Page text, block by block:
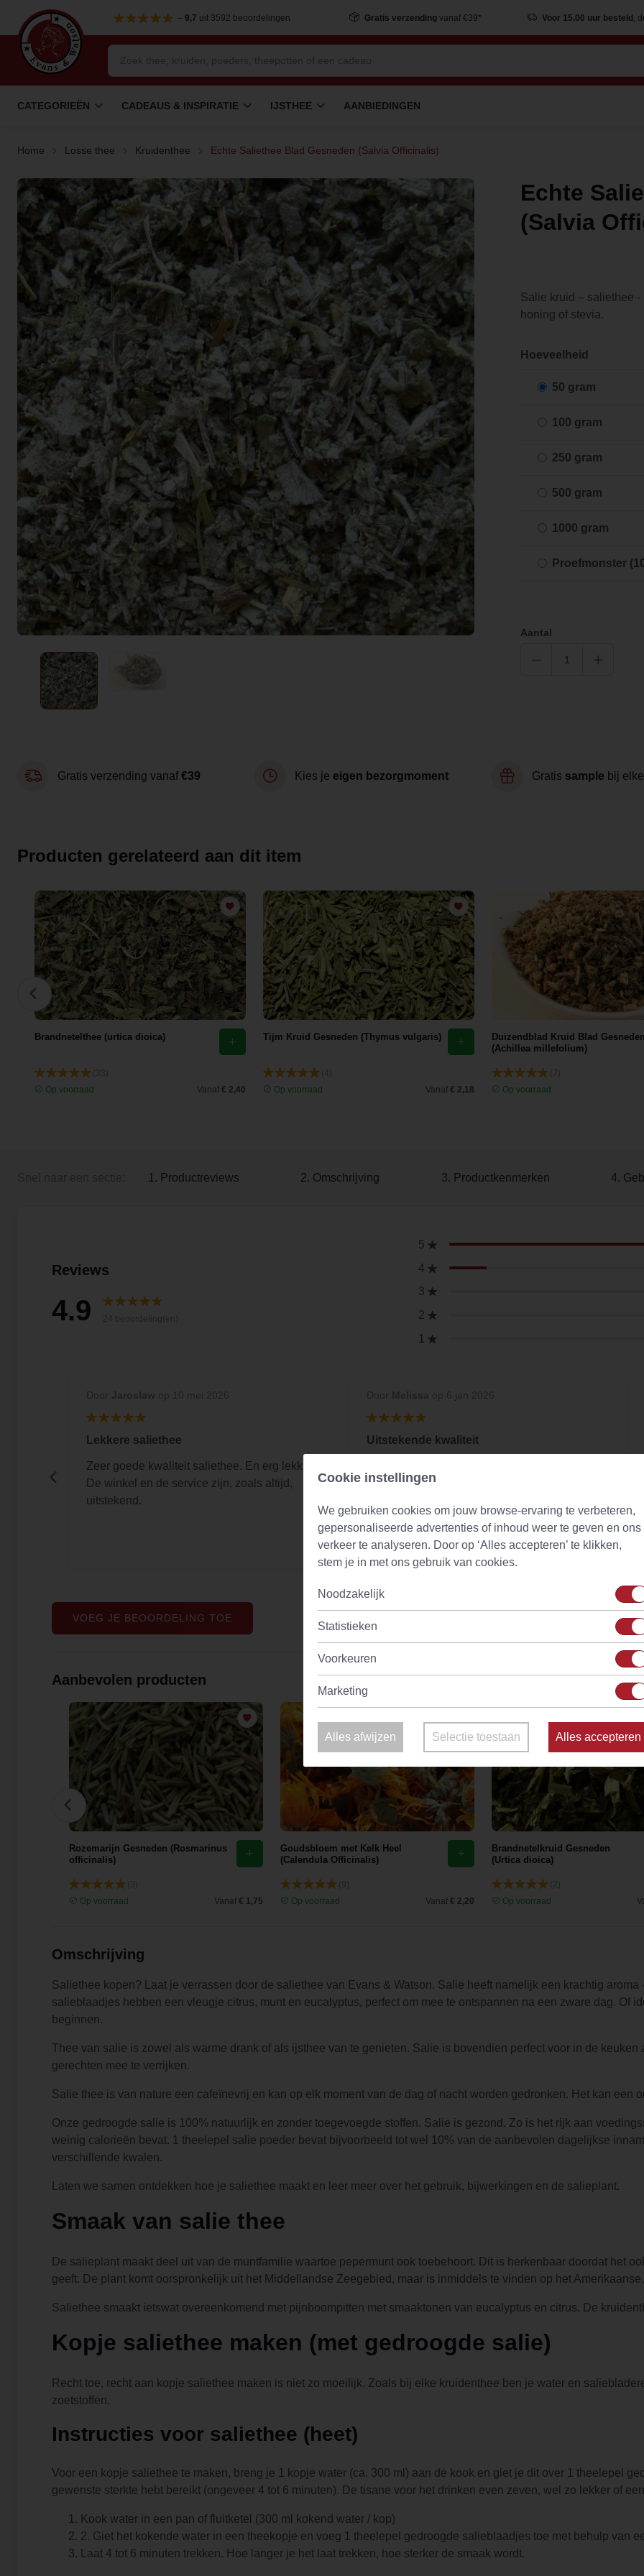
– 9,7 uit 3592 beoordelingen Gratis verzending vanaf €39* Voor 15.00 uur besteld ,
CATEGORIEËN CADEAUS & INSPIRATIE IJSTHEE AANBIEDINGEN
Home Losse thee Kruidenthee Echte Saliethee Blad Gesneden (Salvia Officinalis)
Echte
(Salvia
Salie kruid – saliethee -
honing of stevia.
Hoeveelheid
50 gram
100 gram
250 gram
500 gram
1000 gram
Proefmonster
Aantal
Gratis verzending vanaf €39 Kies je eigen bezorgmoment Gratis sample bij
Producten gerelateerd aan dit item
Brandnetelthee (urtica dioica)
Op voorraad
Vanaf € 2,40
Tijm Kruid Gesneden (Thymus vulgaris)
Op voorraad
Vanaf € 2,18
Duizendblad Kruid Blad Gesneden
(Achillea millefolium)
Op voorraad
1. Productreviews 2. Omschrijving 3. Productkenmerken 4.
Reviews
4.9
5
4
3
2
1
Lekkere saliethee
Zeer goede kwaliteit saliethee. En erg lekker.
De winkel en de service zijn, zoals altijd,
uitstekend.
Uitstekende kwaliteit
bladeren. Zeer goed.
VOEG JE BEOORDELING TOE
Aanbevolen producten
Rozemarijn Gesneden (Rosmarinus
officinalis)
Op voorraad
Vanaf € 1,75
Goudsbloem met Kelk Heel
(Calendula Officinalis)
Op voorraad
Vanaf € 2,20
Brandnetelkruid Gesneden
(Urtica dioica)
Op voorraad
Omschrijving
Saliethee kopen? Laat je verrassen door de saliethee van Evans & Watson. Salie heeft namelijk een krachtig
salieblaadjes hebben een vleugje citrus, munt en eucalyptus, perfect om mee te ontspannen na een zware dag. Of
beginnen.
Thee van salie is zowel als warme drank of als ijsthee van te genieten. Salie is bovendien perfect voor in de
gerechten mee te verrijken.
Salie thee is van nature een cafeïnevrij en kan op elk moment van de dag of nacht worden gedronken. Het kan een
Onze gedroogde salie is 100% natuurlijk en zonder toegevoegde stoffen. Salie is gezond. Zo is het rijk aan
weinig calorieën bevat. 1 theelepel salie poeder bevat bijvoorbeeld tot wel 10% van de aanbevolen dagelijkse
verschillende kwalen.
Laten we samen ontdekken hoe je saliethee maakt en leer meer over het gebruik, bijwerkingen en de salieplant.
Smaak van salie thee
De salieplant maakt deel uit van de muntfamilie waartoe pepermunt ook toebehoort. Dit is herkenbaar doordat het
geeft. De plant komt oorspronkelijk uit het Middellandse Zeegebied, maar is inmiddels te vinden op het
Saliethee smaakt ietswat overeenkomend met pijnboompitten met smaaktonen van eucalyptus en citrus. De
Kopje saliethee maken (met gedroogde salie)
Recht toe, recht aan kopje saliethee maken is niet zo moeilijk. Zoals bij elke kruidenthee ben je water en
zoetstoffen.
Instructies voor saliethee (heet)
Voor een kopje saliethee te maken, breng je 1 kopje water (ca. 300 ml) aan de kook en giet je dit over 1 theelepel
gewenste sterkte hebt bereikt (ongeveer 4 tot 6 minuten). De tisane voor het drinken even zeven, wel zo lekker of
Kook water in een pan of fluitketel (300 ml kokend water / kop)
2. Giet het kokende water in een theekopje en voeg 1 theelepel gedroogde salieblaadjes toe met behulp van
Laat 4 tot 6 minuten trekken. Hoe langer je het laat trekken, hoe sterker de smaak wordt.
Cookie instellingen
We gebruiken cookies om jouw browse-ervaring te verbeteren,
gepersonaliseerde advertenties of inhoud weer te geven en ons
verkeer te analyseren. Door op ‘Alles accepteren’ te klikken,
stem je in met ons gebruik van cookies.
Noodzakelijk
Statistieken
Voorkeuren
Marketing
Alles afwijzen Selectie toestaan Alles accepteren